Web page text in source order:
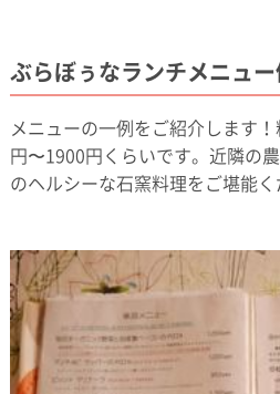
ぶらぼぅなランチメニュ
メニューの一例をご紹介します
円〜1900円くらいです。近隣の
のヘルシーな石窯料理をご堪能